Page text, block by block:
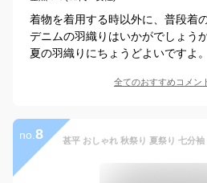
着物を着用する時以外に、普段着
デニムの羽織りはいかがでしょう
夏の羽織りにちょうどよいですよ。
全てのおすすめコメン
no. 8